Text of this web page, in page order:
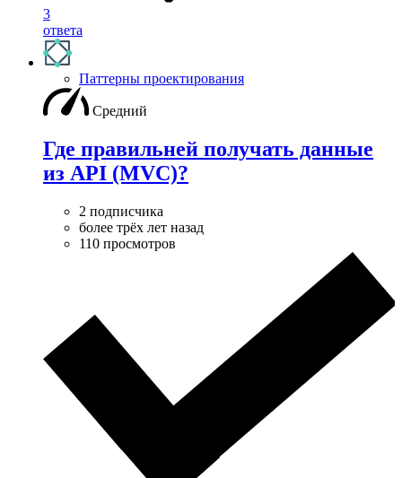
3
ответа
Паттерны проектирования
Средний
Где правильней получать данные
из API (MVC)?
2 подписчика
более трёх лет назад
110 просмотров